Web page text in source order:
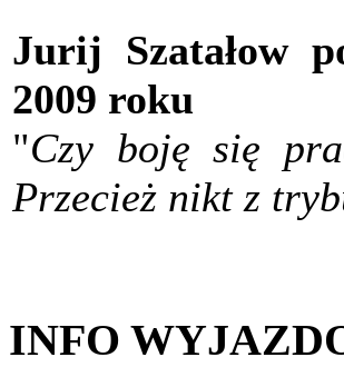
Jurij Szatałow
2009 roku
"Czy boję się
Przecież nikt z
INFO